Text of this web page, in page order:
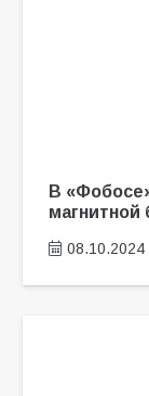
В
магнитной
08.10.2024